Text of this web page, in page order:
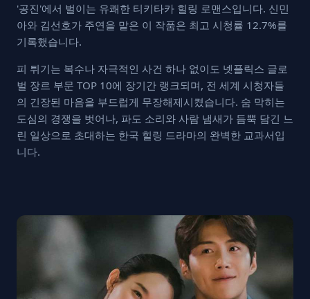
'공진'에서 벌이는 유쾌한 티키타카 힐링 로맨스입니다. 신민
아와 김선호가 주연을 맡은 이 작품은 최고 시청률 12.7%를
기록했습니다.
피 튀기는 복수나 자극적인 사건 하나 없이도 넷플릭스 글로
벌 장르 부문 TOP 10에 장기간 랭크되며, 전 세계 시청자들
의 긴장된 마음을 부드럽게 무장해제시켰습니다. 숨 막히는
도심의 경쟁을 벗어나, 파도 소리와 사람 냄새가 듬뿍 담긴 느
린 일상으로 초대하는 한국 힐링 드라마의 완벽한 교과서입
니다.